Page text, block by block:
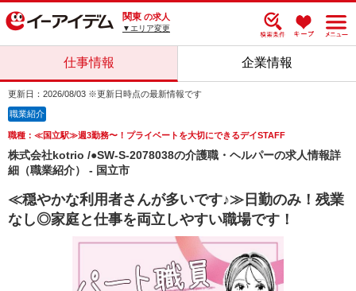
関東 の求人
▼エリア変更
仕事情報 企業情報
更新日：2026/08/03 ※更新日時点の最新情報です
職業紹介
職種：≪国立駅≫週3勤務〜！プライベートを大切にできるデイSTAFF
株式会社kotrio /●SW-S-2078038の介護職・ヘルパーの求人情報詳
細（職業紹介） - 国立市
≪穏やかな利用者さんが多いです♪≫日勤のみ！残業
なし◎家庭と仕事を両立しやすい職場です！